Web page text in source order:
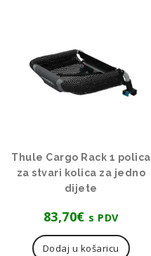
Thule Cargo Rack 1 polica
za stvari kolica za jedno
dijete
83,70€ s PDV
Dodaj u košaricu